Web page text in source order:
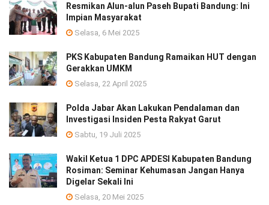
Resmikan Alun-alun Paseh Bupati Bandung: Ini
Impian Masyarakat
Selasa, 6 Mei 2025
PKS Kabupaten Bandung Ramaikan HUT dengan
Gerakkan UMKM
Selasa, 22 April 2025
Polda Jabar Akan Lakukan Pendalaman dan
Investigasi Insiden Pesta Rakyat Garut
Sabtu, 19 Juli 2025
Wakil Ketua 1 DPC APDESI Kabupaten Bandung
Rosiman: Seminar Kehumasan Jangan Hanya
Digelar Sekali Ini
Selasa, 20 Mei 2025